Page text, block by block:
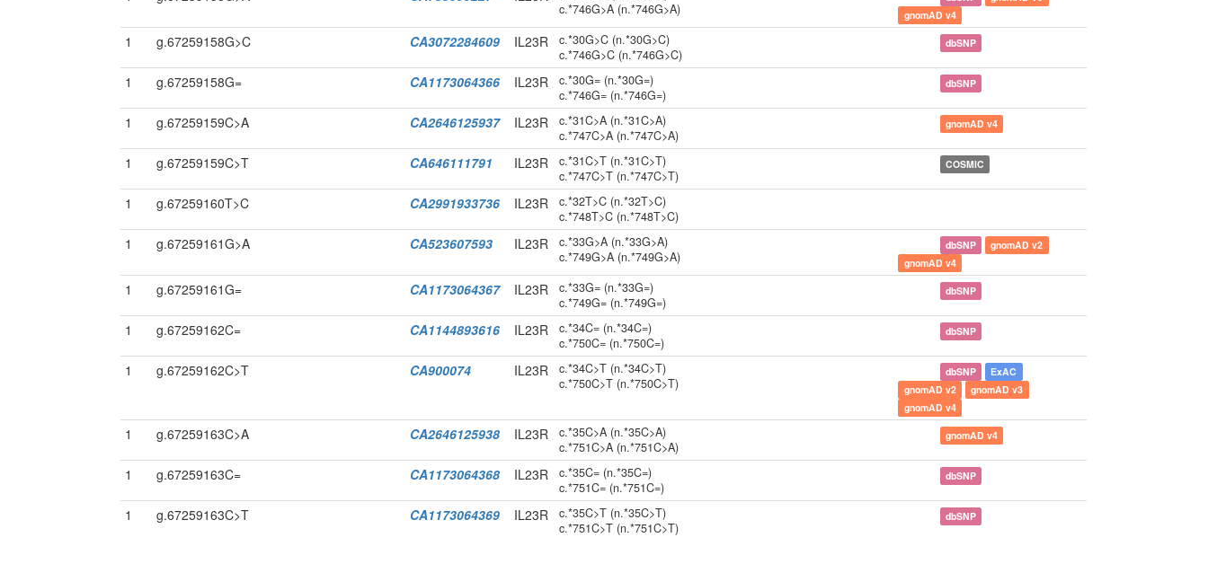
c.*746G>A (n.*746G>A)
gnomAD v4
1 g.67259158G>C CA3072284609 IL23R
c.*30G>C (n.*30G>C)
c.*746G>C (n.*746G>C)
dbSNP
1 g.67259158G= CA1173064366 IL23R
c.*30G= (n.*30G=)
c.*746G= (n.*746G=)
dbSNP
1 g.67259159C>A CA2646125937 IL23R
c.*31C>A (n.*31C>A)
c.*747C>A (n.*747C>A)
gnomAD v4
1 g.67259159C>T CA646111791 IL23R
c.*31C>T (n.*31C>T)
c.*747C>T (n.*747C>T)
COSMIC
1 g.67259160T>C CA2991933736 IL23R
c.*32T>C (n.*32T>C)
c.*748T>C (n.*748T>C)
1 g.67259161G>A CA523607593 IL23R
c.*33G>A (n.*33G>A)
c.*749G>A (n.*749G>A)
dbSNP
gnomAD v2
gnomAD v4
1 g.67259161G= CA1173064367 IL23R
c.*33G= (n.*33G=)
c.*749G= (n.*749G=)
dbSNP
1 g.67259162C= CA1144893616 IL23R
c.*34C= (n.*34C=)
c.*750C= (n.*750C=)
dbSNP
1 g.67259162C>T CA900074 IL23R
c.*34C>T (n.*34C>T)
c.*750C>T (n.*750C>T)
dbSNP
ExAC
gnomAD v2
gnomAD v3
gnomAD v4
1 g.67259163C>A CA2646125938 IL23R
c.*35C>A (n.*35C>A)
c.*751C>A (n.*751C>A)
gnomAD v4
1 g.67259163C= CA1173064368 IL23R
c.*35C= (n.*35C=)
c.*751C= (n.*751C=)
dbSNP
1 g.67259163C>T CA1173064369 IL23R
c.*35C>T (n.*35C>T)
c.*751C>T (n.*751C>T)
dbSNP